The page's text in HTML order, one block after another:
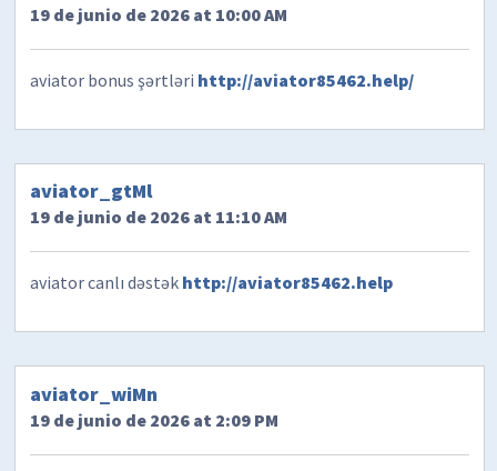
19 de junio de 2026 at 10:00 AM
aviator bonus şərtləri http://aviator85462.help/
aviator_gtMl
19 de junio de 2026 at 11:10 AM
aviator canlı dəstək http://aviator85462.help
aviator_wiMn
19 de junio de 2026 at 2:09 PM